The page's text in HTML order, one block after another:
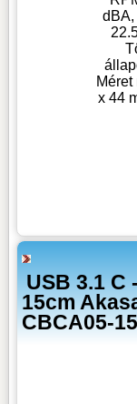
dBA,
x 44
USB 3.1
15cm
CBCA05-